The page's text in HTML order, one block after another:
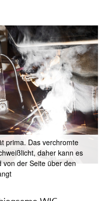
prima. Das verchromte
daher kann es
der Seite über den